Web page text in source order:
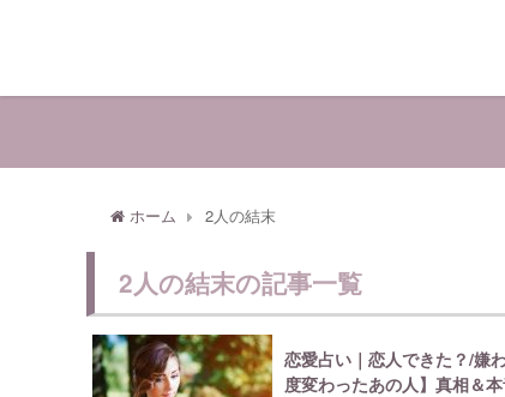
ホーム 2人の結末
2人の結末の記事一覧
恋愛占い｜恋人できた？/嫌
度変わったあの人】真相＆